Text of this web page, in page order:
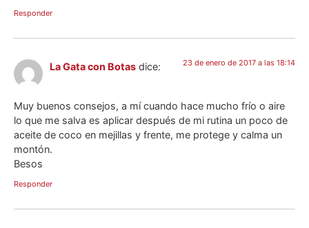
Responder
La Gata con Botas dice: 23 de enero de 2017 a las 18:14
Muy buenos consejos, a mí cuando hace mucho frío o aire
lo que me salva es aplicar después de mi rutina un poco de
aceite de coco en mejillas y frente, me protege y calma un
montón.
Besos
Responder